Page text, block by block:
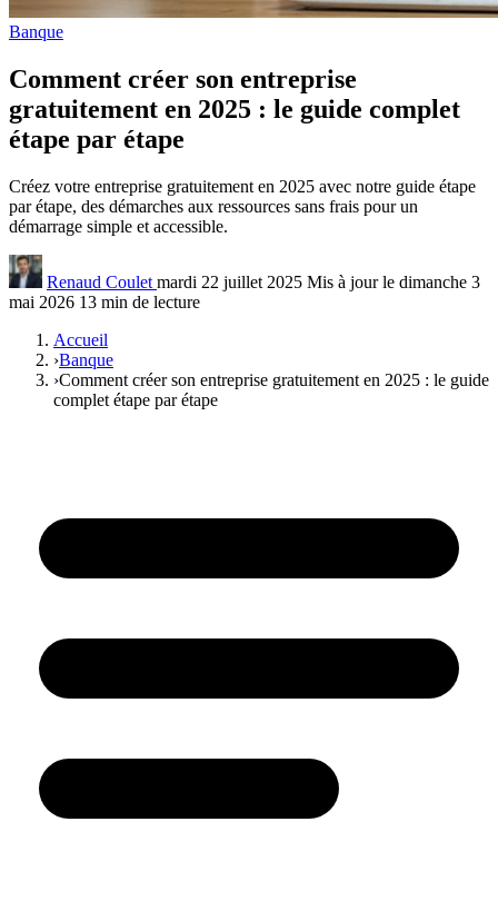
Banque
Comment créer son entreprise
gratuitement en 2025 : le guide complet
étape par étape
Créez votre entreprise gratuitement en 2025 avec notre guide étape
par étape, des démarches aux ressources sans frais pour un
démarrage simple et accessible.
Renaud Coulet mardi 22 juillet 2025 Mis à jour le dimanche 3
mai 2026 13 min de lecture
Accueil
›Banque
›Comment créer son entreprise gratuitement en 2025 : le guide
complet étape par étape